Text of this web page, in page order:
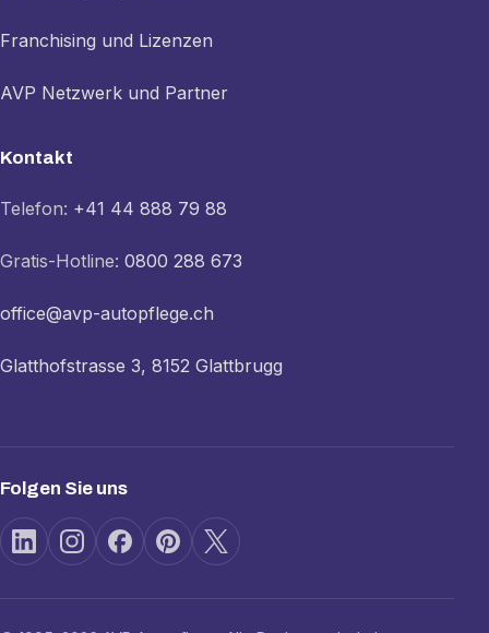
Franchising und Lizenzen
AVP Netzwerk und Partner
Kontakt
Telefon: +41 44 888 79 88
Gratis-Hotline: 0800 288 673
office@avp-autopflege.ch
Glatthofstrasse 3, 8152 Glattbrugg
Folgen Sie uns